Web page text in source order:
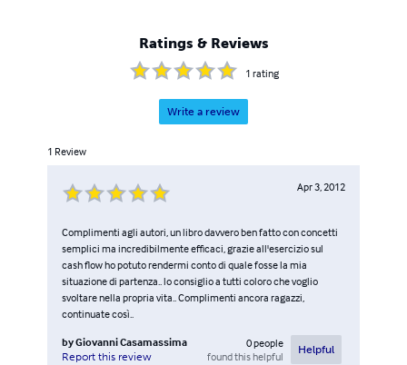
Ratings & Reviews
1 rating
Write a review
1 Review
Apr 3, 2012
Complimenti agli autori, un libro davvero ben fatto con concetti
semplici ma incredibilmente efficaci, grazie all'esercizio sul
cash flow ho potuto rendermi conto di quale fosse la mia
situazione di partenza.. lo consiglio a tutti coloro che voglio
svoltare nella propria vita.. Complimenti ancora ragazzi,
continuate così..
byGiovanni Casamassima
Report this review
0people
found this helpful
Helpful